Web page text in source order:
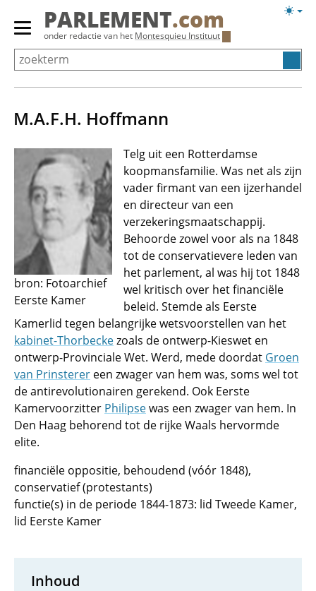
Overslaan
Primair
menu
tonen/verbergen
PARLEMENT.com
onder redactie van het Montesquieu Instituut
M.A.F.H. Hoffmann
bron: Fotoarchief
Eerste Kamer
Telg uit een Rotterdamse
koopmansfamilie. Was net als zijn
vader firmant van een ijzerhandel
en directeur van een
verzekeringsmaatschappij.
Behoorde zowel voor als na 1848
tot de conservatievere leden van
het parlement, al was hij tot 1848
wel kritisch over het financiële
beleid. Stemde als Eerste
Kamerlid tegen belangrijke wetsvoorstellen van het
kabinet-Thorbeckezoals de ontwerp-Kieswet en
ontwerp-Provinciale Wet. Werd, mede doordat Groen
van Prinsterer een zwager van hem was, soms wel tot
de antirevolutionairen gerekend. Ook Eerste
Kamervoorzitter Philipsewas een zwager van hem. In
Den Haag behorend tot de rijke Waals hervormde
elite.
financiële oppositie, behoudend (vóór 1848),
conservatief (protestants)
functie(s) in de periode 1844-1873: lid Tweede Kamer,
lid Eerste Kamer
Inhoud